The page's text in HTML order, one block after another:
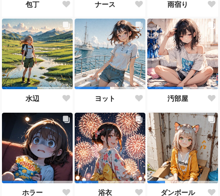
包丁 ナース 雨宿り
水辺 ヨット 汚部屋
ホラー 浴衣 ダンボール